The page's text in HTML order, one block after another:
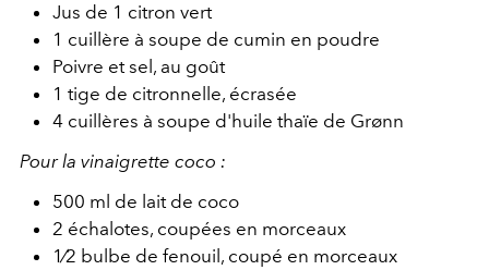
Jus de 1 citron vert
1 cuillère à soupe de cumin en poudre
Poivre et sel, au goût
1 tige de citronnelle, écrasée
4 cuillères à soupe d'huile thaïe de Grønn
Pour la vinaigrette coco :
500 ml de lait de coco
2 échalotes, coupées en morceaux
1⁄2 bulbe de fenouil, coupé en morceaux